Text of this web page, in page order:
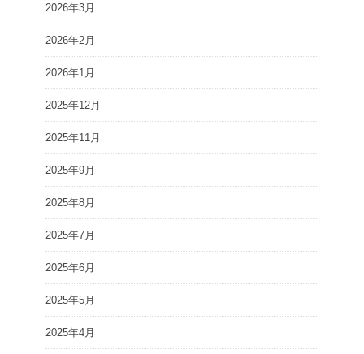
2026年3月
2026年2月
2026年1月
2025年12月
2025年11月
2025年9月
2025年8月
2025年7月
2025年6月
2025年5月
2025年4月